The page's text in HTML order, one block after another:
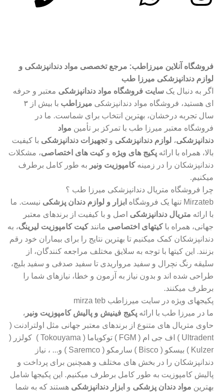
فروشگاه آنلاین میرزاطب: مرجع تخصصی مواد دندانپزشکی و
لوازم دندانپزشکی میرزا طب
اگر به دنبال یک سایت فروشگاه مواد دندانپزشکی معتبر و حرفه
ای هستید، فروشگاه مواد دندانپزشکی میرزاطب
با بیش از ۳
سال تجربه درخشان، بهترین انتخاب برای شماست. ما در
فروشگاه معتبر میرزا طب با تمرکز بر تأمین مواد
دندانپزشکی، لوازم دندانپزشکی وتجهیزات دندانپزشکی با کیفیت
بالا، همراه با ارائه پکیج های ویژه وکیت های اختصاصی، مشکلات
دندانپزشکان را در زمینهکامپوزیت ونیر به طور کامل برطرف
میکنیم.
چرا فروشگاه متریال دندانپزشکی میرزا طب ؟
Mirzateb تنها یک فروشگاه
ابزار و لوازم دندان پزشکی نیست. ما
با ارائه متریال دندانپزشکی اصل و با کیفیت از برندهای معتبر
جهانی، همراه باکیتهای اختصاصی مانندکیت کامپوزیت لیرینگ، به
دندانپزشکان کمک میکنیم تا بهترین نتایج را برای بیماران خود رقم
بزنند. این کیتها با توجه به سلایق مختلف مراجعه کنندگان، از
سلیقه رنگ نچرال و سفید مرواریدی تا سفید صدفی و سفید بلیچ،
طراحی شده اند و بدون نیاز به آزمون و خطا، نیازهای شما را
برطرف میکنند.
پکیجهای ویژه در سایت میرزاطب mirza teb
ما در میرزا طب با ارائه پکیج فینیش و پالیش کامپوزیت ونیر ،
حاوی متریال های متنوع از برندهای معتبر جهانی مثل اولترادنت (
Ultradent ) اف جی ام ( FGM ) توکویاما ( Tokouyama ) کولزر (
Kulzer ) بیسکو ( Bisco ) سارمکو ( Saremco ) و... ، نیاز
دندانپزشکان را در بخش های مختلف و همچنین برای پرداخت و
پالیش کامپوزیت به طور کامل برطرف میکنیم. این پکیجها شامل
بهترین مواد دندان پزشکی و ابزار دندانپزشکی هستند که به شما